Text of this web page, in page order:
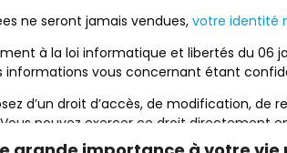
ne seront jamais vendues, votre identité
à la loi informatique et libertés du 06
informations vous concernant étant
d’un droit d’accès, de modification,
Vous pouvez exercer ce droit directement